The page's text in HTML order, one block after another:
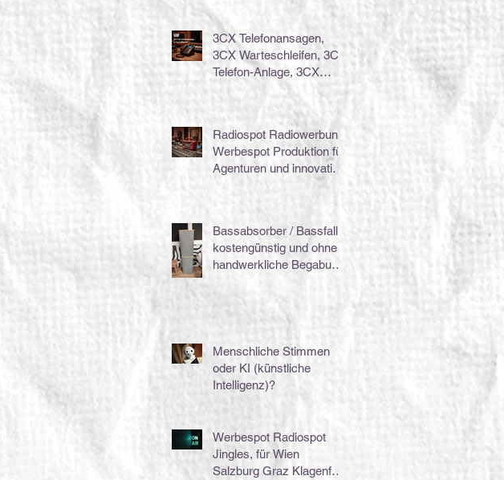
3CX Telefonansagen,
3CX Warteschleifen, 3CX
Telefon-Anlage, 3CX
Telefonanlage, 3CX
TelefonSystem
Radiospot Radiowerbung
Werbespot Produktion für
Agenturen und innovative
Bassabsorber / Bassfalle
kostengünstig und ohne
handwerkliche Begabung
Menschliche Stimmen
oder KI (künstliche
Intelligenz)?
Werbespot Radiospot
Jingles, für Wien
Salzburg Graz Klagenfurt